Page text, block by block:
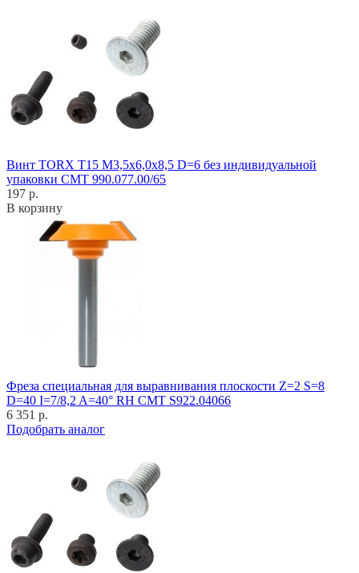
Винт TORX T15 M3,5x6,0x8,5 D=6 без индивидуальной
упаковки CMT 990.077.00/65
197 р.
В корзину
Фреза специальная для выравнивания плоскости Z=2 S=8
D=40 I=7/8,2 A=40° RH CMT S922.04066
6 351 р.
Подобрать аналог